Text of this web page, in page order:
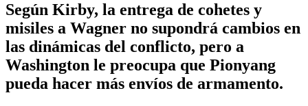
Según Kirby, la entrega de cohetes y
misiles a Wagner no supondrá cambios en
las dinámicas del conflicto, pero a
Washington le preocupa que Pionyang
pueda hacer más envíos de armamento.